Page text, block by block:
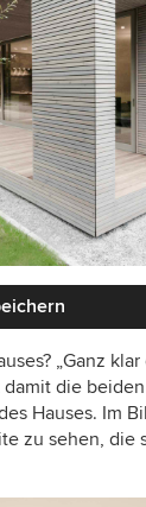
„Ganz
die beiden
Hauses. Im
zu sehen, die